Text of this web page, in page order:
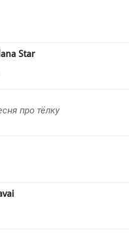
Star
про тёлку